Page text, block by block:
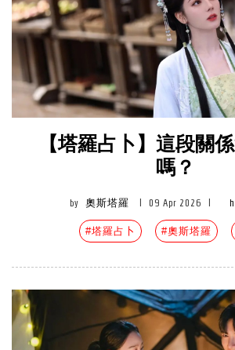
【塔羅占卜】這段關
嗎？
by 奧斯塔羅 09 Apr 2026
#塔羅占卜 #奧斯塔羅